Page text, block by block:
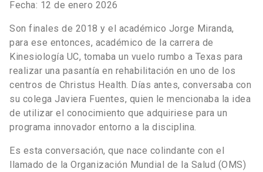
Fecha: 12 de enero 2026
Son finales de 2018 y el académico Jorge Miranda,
para ese entonces, académico de la carrera de
Kinesiología UC, tomaba un vuelo rumbo a Texas para
realizar una pasantía en rehabilitación en uno de los
centros de Christus Health. Días antes, conversaba con
su colega Javiera Fuentes, quien le mencionaba la idea
de utilizar el conocimiento que adquiriese para un
programa innovador entorno a la disciplina.
Es esta conversación, que nace colindante con el
llamado de la Organización Mundial de la Salud (OMS)